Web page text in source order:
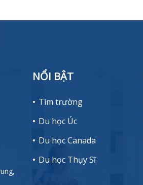
NỔI BẬT
Tìm trường
Du học Úc
Du học Canada
Du học Thụy Sĩ